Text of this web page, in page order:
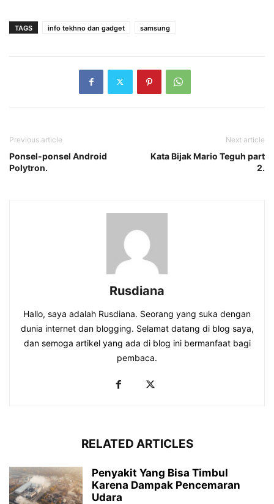
TAGS info tekhno dan gadget samsung
Previous article
Ponsel-ponsel Android
Polytron.
Next article
Kata Bijak Mario Teguh part
2.
Rusdiana
Hallo, saya adalah Rusdiana. Seorang yang suka dengan
dunia internet dan blogging. Selamat datang di blog saya,
dan semoga artikel yang ada di blog ini bermanfaat bagi
pembaca.
RELATED ARTICLES
Penyakit Yang Bisa Timbul
Karena Dampak Pencemaran
Udara